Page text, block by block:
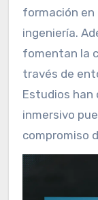
formación en
ingeniería.
fomentan la
través de
Estudios han
inmersivo
compromiso